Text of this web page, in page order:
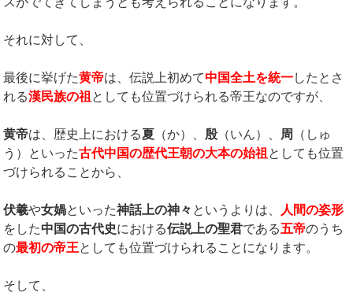
それに対して、
最後に挙げた黄帝は、伝説上初めて中国全土を統一したとさ
れる漢民族の祖 としても位置づけられる帝王なのですが、
黄帝は、歴史上における夏 （か）、 殷 （いん）、 周
（しゅ
う）といった古代中国の歴代王朝の大本の始祖 としても位置
づけられることから、
伏羲や女媧といった神話上の神々 というよりは、
人間の姿形
をした中国の古代史における伝説上の聖君である五帝のうち
の最初の帝王としても位置づけられることになります。
そして、